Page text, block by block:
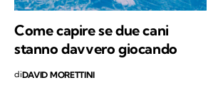
Come capire se due cani
stanno davvero giocando
diDAVID MORETTINI